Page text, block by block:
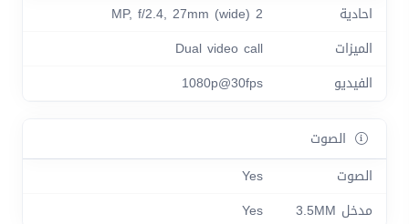
احادية
2 MP, f/2.4, 27mm (wide)
الميزات
Dual video call
الفيديو
1080p@30fps
الصوت
الصوت
Yes
مدخل 3.5MM
Yes